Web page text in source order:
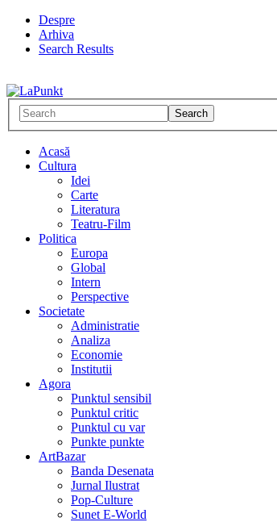
Despre
Arhiva
Search Results
Acasă
Cultura
Idei
Carte
Literatura
Teatru-Film
Politica
Europa
Global
Intern
Perspective
Societate
Administratie
Analiza
Economie
Institutii
Agora
Punktul sensibil
Punktul critic
Punktul cu var
Punkte punkte
ArtBazar
Banda Desenata
Jurnal Ilustrat
Pop-Culture
Sunet E-World